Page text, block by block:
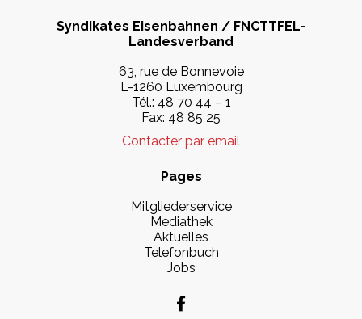
Syndikates Eisenbahnen / FNCTTFEL-
Landesverband
63, rue de Bonnevoie
L-1260 Luxembourg
Tél.: 48 70 44 – 1
Fax: 48 85 25
Contacter par email
Pages
Mitgliederservice
Mediathek
Aktuelles
Telefonbuch
Jobs